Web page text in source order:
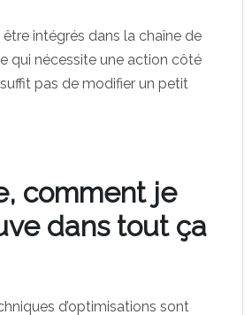
intégrés dans la chaîne de
qui nécessite une action côté
pas de modifier un petit
comment je
dans tout ça
d’optimisations sont